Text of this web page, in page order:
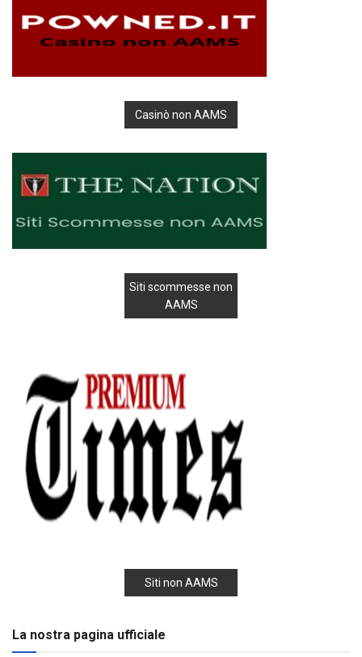
Casinò non AAMS
Siti scommesse non
AAMS
Siti non AAMS
La nostra pagina ufficiale